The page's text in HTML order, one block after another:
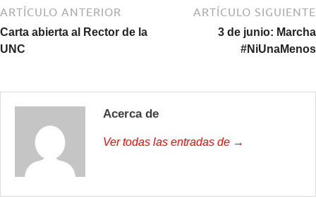
ARTÍCULO ANTERIOR
Carta abierta al Rector de la
UNC
ARTÍCULO SIGUIENTE
3 de junio: Marcha
#NiUnaMenos
Acerca de
Ver todas las entradas de →